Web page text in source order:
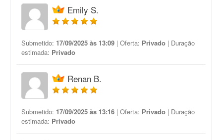
Emily S.
Submetido: 17/09/2025 às 13:09 | Oferta: Privado | Duração
estimada: Privado
Renan B.
Submetido: 17/09/2025 às 13:16 | Oferta: Privado | Duração
estimada: Privado